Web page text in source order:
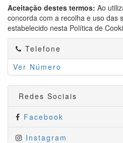
Aceitação destes termos: Ao
concorda com a recolha e uso das
estabelecido nesta Política de
Telefone
Ver Número
Redes Sociais
Facebook
Instagram